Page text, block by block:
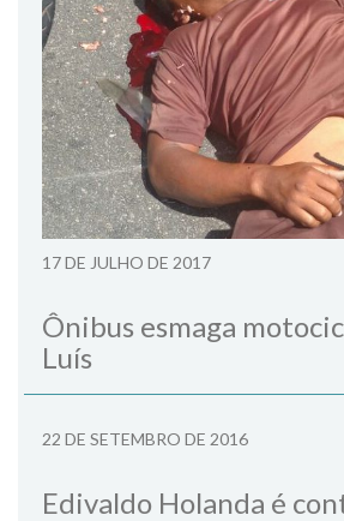
17 DE JULHO DE 2017
Ônibus esmaga
Luís
22 DE SETEMBRO DE 2016
Edivaldo Holanda é